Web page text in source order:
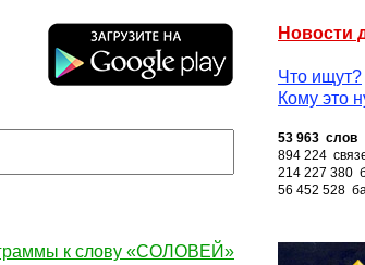
Новости
Что ищут?
Кому это
53 963 слов
894 224
214 227 380
56 452 528
к слову «СОЛОВЕЙ»